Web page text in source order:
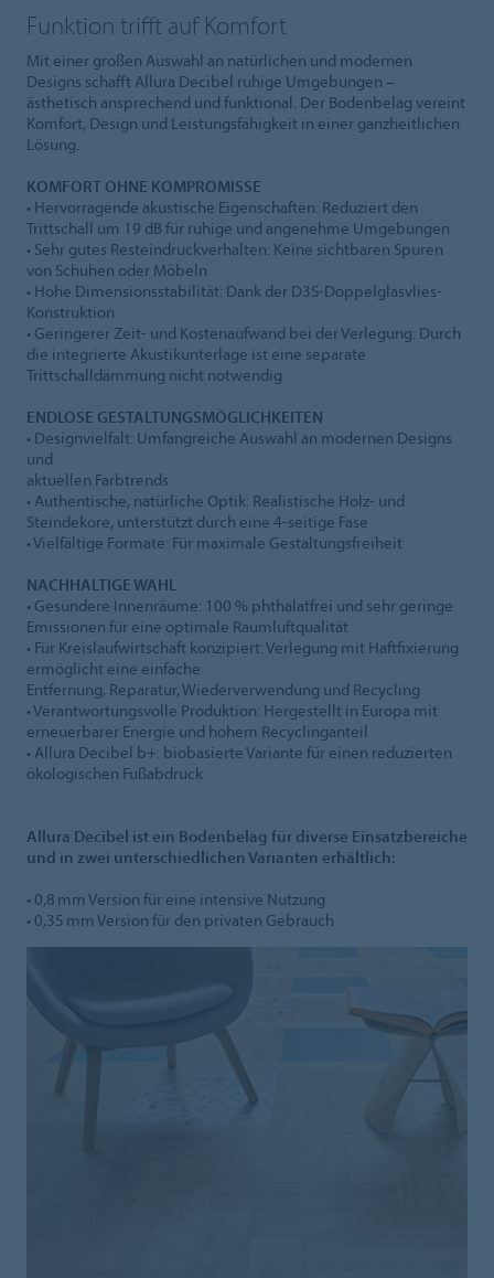
Funktion trifft auf Komfort
Mit einer großen Auswahl an natürlichen und modernen
Designs schafft Allura Decibel ruhige Umgebungen –
ästhetisch ansprechend und funktional. Der Bodenbelag vereint
Komfort, Design und Leistungsfähigkeit in einer ganzheitlichen
Lösung.
KOMFORT OHNE KOMPROMISSE
• Hervorragende akustische Eigenschaften: Reduziert den
Trittschall um 19 dB für ruhige und angenehme Umgebungen
• Sehr gutes Resteindruckverhalten: Keine sichtbaren Spuren
von Schuhen oder Möbeln
• Hohe Dimensionsstabilität: Dank der D3S-Doppelglasvlies-
Konstruktion
• Geringerer Zeit- und Kostenaufwand bei der Verlegung: Durch
die integrierte Akustikunterlage ist eine separate
Trittschalldämmung nicht notwendig
ENDLOSE GESTALTUNGSMÖGLICHKEITEN
• Designvielfalt: Umfangreiche Auswahl an modernen Designs
und
aktuellen Farbtrends
• Authentische, natürliche Optik: Realistische Holz- und
Steindekore, unterstützt durch eine 4-seitige Fase
• Vielfältige Formate: Für maximale Gestaltungsfreiheit
NACHHALTIGE WAHL
• Gesündere Innenräume: 100 % phthalatfrei und sehr geringe
Emissionen für eine optimale Raumluftqualität
• Für Kreislaufwirtschaft konzipiert: Verlegung mit Haftfixierung
ermöglicht eine einfache
Entfernung, Reparatur, Wiederverwendung und Recycling
• Verantwortungsvolle Produktion: Hergestellt in Europa mit
erneuerbarer Energie und hohem Recyclinganteil
• Allura Decibel b+: biobasierte Variante für einen reduzierten
ökologischen Fußabdruck
Allura Decibel ist ein Bodenbelag für diverse Einsatzbereiche
und in zwei unterschiedlichen Varianten erhältlich:
• 0,8 mm Version für eine intensive Nutzung
• 0,35 mm Version für den privaten Gebrauch